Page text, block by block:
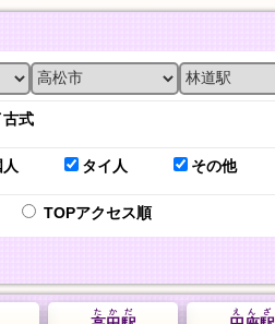
古式
タイ人 その他
TOPアクセス順
えんざ
たかだ